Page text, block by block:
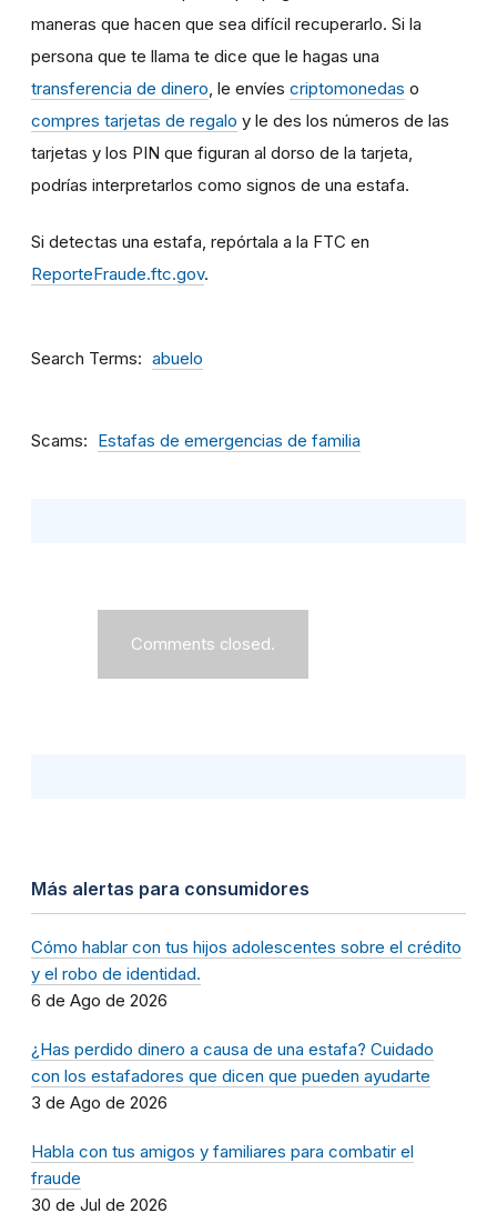
maneras que hacen que sea difícil recuperarlo. Si la
persona que te llama te dice que le hagas una
transferencia de dinero , le envíes criptomonedas o
compres tarjetas de regalo y le des los números de las
tarjetas y los PIN que figuran al dorso de la tarjeta,
podrías interpretarlos como signos de una estafa.
Si detectas una estafa, repórtala a la FTC en
ReporteFraude.ftc.gov.
Search Terms abuelo
Scams Estafas de emergencias de familia
Comments closed.
Más alertas para consumidores
Cómo hablar con tus hijos adolescentes sobre el crédito
y el robo de identidad.
6 de Ago de 2026
¿Has perdido dinero a causa de una estafa? Cuidado
con los estafadores que dicen que pueden ayudarte
3 de Ago de 2026
Habla con tus amigos y familiares para combatir el
fraude
30 de Jul de 2026